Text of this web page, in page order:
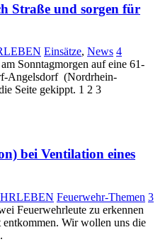
Straße und sorgen für
Einsätze, News 4
Sonntagmorgen auf eine 61-
Angelsdorf (Nordrhein-
Seite gekippt. 1 2 3
bei Ventilation eines
Feuerwehr-Themen 3
Feuerwehrleute zu erkennen
Wir wollen uns die